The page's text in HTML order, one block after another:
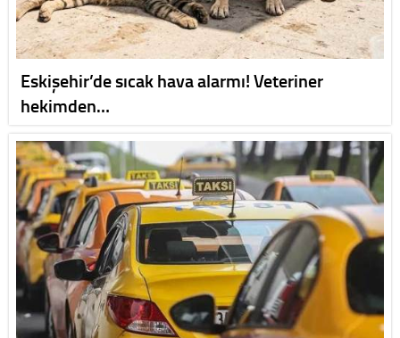
Eskişehir’de sıcak hava alarmı! Veteriner
hekimden…